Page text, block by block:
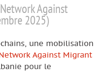
Against
2025)
une mobilisation
Against Migrant
pour le